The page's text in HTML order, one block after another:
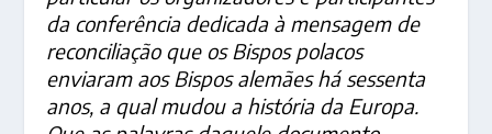
da conferência dedicada à mensagem de
reconciliação que os Bispos polacos
enviaram aos Bispos alemães há sessenta
anos, a qual mudou a história da Europa.